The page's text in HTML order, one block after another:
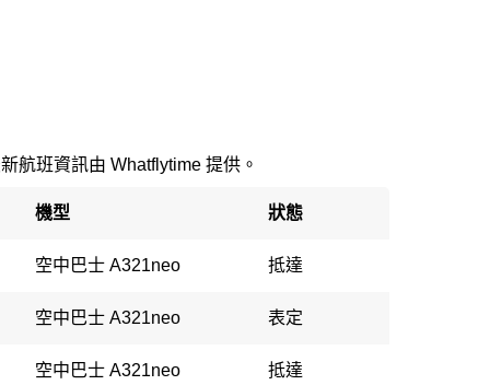
航班資訊由 Whatflytime 提供。
機型 狀態
空中巴士 A321neo 抵達
空中巴士 A321neo 表定
空中巴士 A321neo 抵達